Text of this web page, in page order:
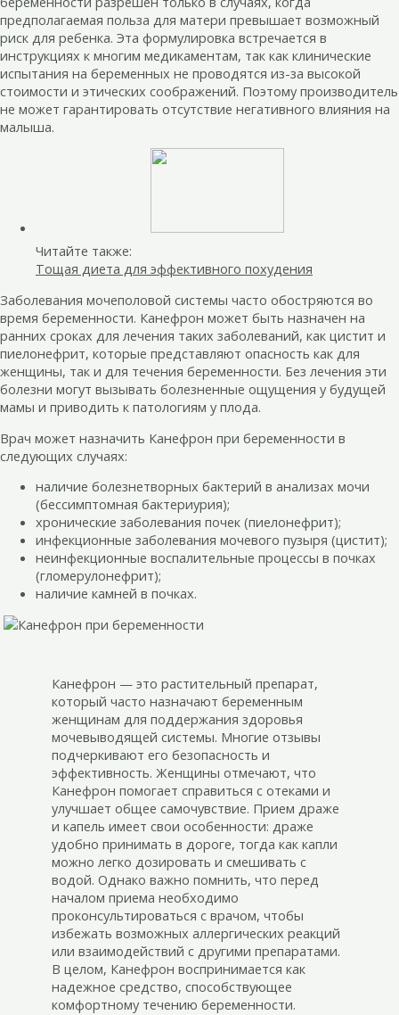
предполагаемая польза для матери превышает возможный
риск для ребенка. Эта формулировка встречается в
инструкциях к многим медикаментам, так как клинические
испытания на беременных не проводятся из-за высокой
стоимости и этических соображений. Поэтому производитель
не может гарантировать отсутствие негативного влияния на
малыша.
Читайте также:
Тощая диета для эффективного похудения
Заболевания мочеполовой системы часто обостряются во
время беременности. Канефрон может быть назначен на
ранних сроках для лечения таких заболеваний, как цистит и
пиелонефрит, которые представляют опасность как для
женщины, так и для течения беременности. Без лечения эти
болезни могут вызывать болезненные ощущения у будущей
мамы и приводить к патологиям у плода.
Врач может назначить Канефрон при беременности в
следующих случаях:
наличие болезнетворных бактерий в анализах мочи
(бессимптомная бактериурия);
хронические заболевания почек (пиелонефрит);
инфекционные заболевания мочевого пузыря (цистит);
неинфекционные воспалительные процессы в почках
(гломерулонефрит);
наличие камней в почках.
Канефрон — это растительный препарат,
который часто назначают беременным
женщинам для поддержания здоровья
мочевыводящей системы. Многие отзывы
подчеркивают его безопасность и
эффективность. Женщины отмечают, что
Канефрон помогает справиться с отеками и
улучшает общее самочувствие. Прием драже
и капель имеет свои особенности: драже
удобно принимать в дороге, тогда как капли
можно легко дозировать и смешивать с
водой. Однако важно помнить, что перед
началом приема необходимо
проконсультироваться с врачом, чтобы
избежать возможных аллергических реакций
или взаимодействий с другими препаратами.
В целом, Канефрон воспринимается как
надежное средство, способствующее
комфортному течению беременности.